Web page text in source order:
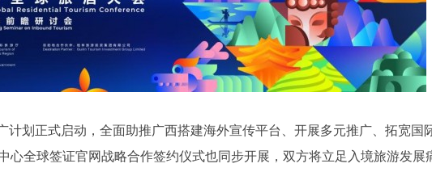
计划正式启动，全面助推广西搭建海外宣传平台、开展多元推广、拓宽国
心全球签证官网战略合作签约仪式也同步开展，双方将立足入境旅游发展